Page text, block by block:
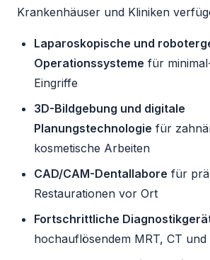
Krankenhäuser und Kliniken
Laparoskopische und
Operationssysteme für
Eingriffe
3D-Bildgebung und digitale
Planungstechnologie für
kosmetische Arbeiten
CAD/CAM-Dentallabore für
Restaurationen vor Ort
Fortschrittliche
hochauflösendem MRT, CT